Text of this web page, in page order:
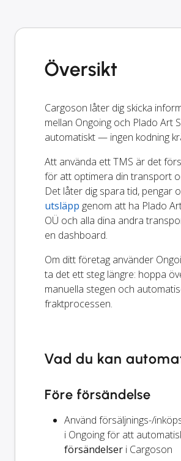
Översikt
Cargoson låter dig skicka
mellan Ongoing och Plado Art
automatiskt — ingen kodning
Att använda ett TMS är det
för att optimera din transport
Det låter dig spara tid, pengar
utsläpp genom att ha Plado
OÜ och alla dina andra
en dashboard.
Om ditt företag använder
ta det ett steg längre: hoppa
manuella stegen och
fraktprocessen.
Vad du kan
Före försändelse
Använd försäljnings-/
i Ongoing för att
försändelser i Cargoson